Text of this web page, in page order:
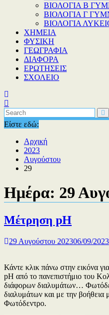
ΒΙΟΛΟΓΙΑ Β
ΒΙΟΛΟΓΙΑ Γ
ΒΙΟΛΟΓΙΑ
XHMEIA
ΦΥΣΙΚΗ
ΓΕΩΓΡΑΦΙΑ
ΔΙΑΦΟΡΑ
ΕΡΩΤΗΣΕΙΣ
ΣΧΟΛΕΙΟ
Είστε εδώ:
Αρχική
2023
Αυγούστου
29
Ημέρα: 29
Μέτρηση pH
29 Αυγούστου 202306/09/2023
Κάντε κλικ πάνω στην εικόνα
pH από το πανεπιστήμιο του
διάφορων διαλυμάτων…
διαλυμάτων και με την βοήθεια
Φωτόδεντρο.